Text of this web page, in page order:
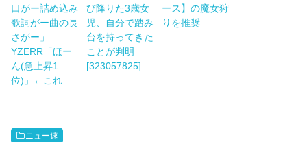
口がー詰め込み
歌詞がー曲の長
さがー」
YZERR「ほー
ん(急上昇1
位)」←これ
び降りた3歳女
児、自分で踏み
台を持ってきた
ことが判明
[323057825]
ース】の魔女狩
りを推奨
ニュー速